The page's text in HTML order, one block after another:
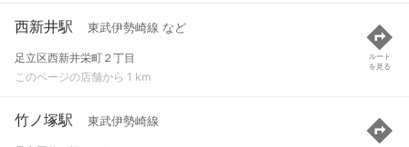
西新井駅 東武伊勢崎線 など
足立区西新井栄町２丁目
このページの店舗から 1 km
ルート
を見る
竹ノ塚駅 東武伊勢崎線